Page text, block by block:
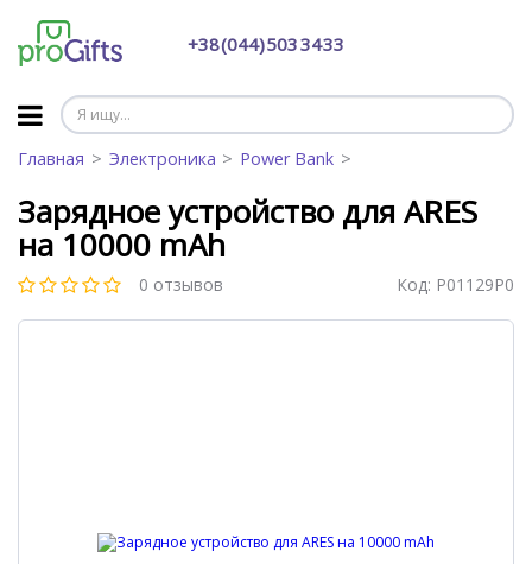
+38 (044) 503 34 33
Главная Электроника Power Bank
Зарядное устройство для ARES
на 10000 mAh
0 отзывов Код: P01129P0